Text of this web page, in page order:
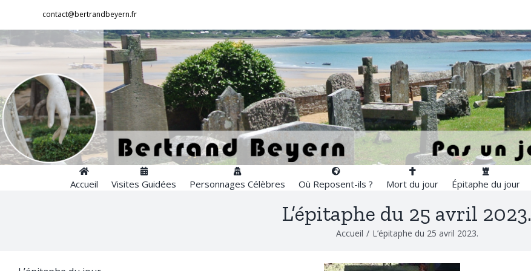
contenu
contact@bertrandbeyern.fr
Accueil Visites Guidées Personnages Célèbres Où Reposent-ils ? Mort du jour Épitaphe du jour
L’épitaphe du 25 avril 2023.
Accueil / L’épitaphe du 25 avril 2023.